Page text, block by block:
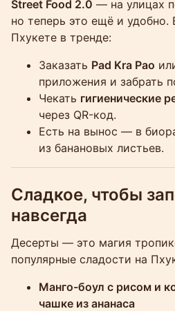
Street Food 2.0 — на улицах
но теперь это ещё и удобно.
Пхукете в тренде:
Заказать Pad Kra Pao
приложения и забрать
Чекать гигиенические
через QR-код.
Есть на вынос — в
из банановых листьев.
Сладкое, чтобы
навсегда
Десерты — это магия
популярные сладости на
Манго-боул с рисом и
чашке из ананаса